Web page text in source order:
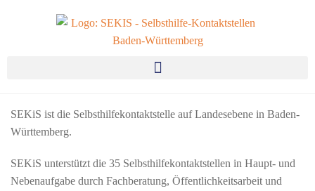
SEKiS ist die Selbsthilfekontaktstelle auf Landesebene in Baden-
Württemberg.
SEKiS unterstützt die 35 Selbsthilfekontaktstellen in Haupt- und
Nebenaufgabe durch Fachberatung, Öffentlichkeitsarbeit und